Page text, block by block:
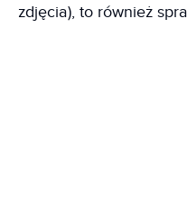
zdjęcia), to również